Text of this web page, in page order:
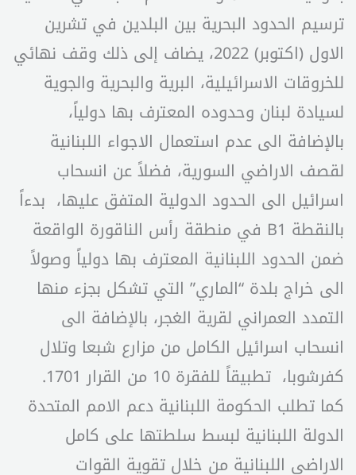
ترسيم الحدود البحرية بين البلدين في تشرين
الاول (اكتوبر) 2022، يضاف إلى ذلك وقف نهائي
للخروقات الاسرائيلية، البرية والبحرية والجوية
لسيادة لبنان وحدوده المعترف بها دولياً،
بالإضافة الى عدم استعمال الاجواء اللبنانية
لقصف الاراضي السورية، فضلاً عن انسحاب
اسرائيل الى الحدود الدولية المتفق عليها، بدءاً
بالنقطة B1 في منطقة رأس الناقورة الواقعة
ضمن الحدود اللبنانية المعترف بها دولياً وصولاً
الى خراج بلدة “الماري” التي تشكل بجزء منها
التمدد العمراني لقرية الغجر، بالإضافة الى
انسحاب اسرائيل الكامل من مزارع شبعا وتلال
كفرشوبا، تطبيقاً للفقرة 10 من القرار 1701.
كما تطلب الحكومة اللبنانية دعم الامم المتحدة
الدولة اللبنانية لبسط سلطتها على كامل
الاراضي اللبنانية من خلال تقوية القوات